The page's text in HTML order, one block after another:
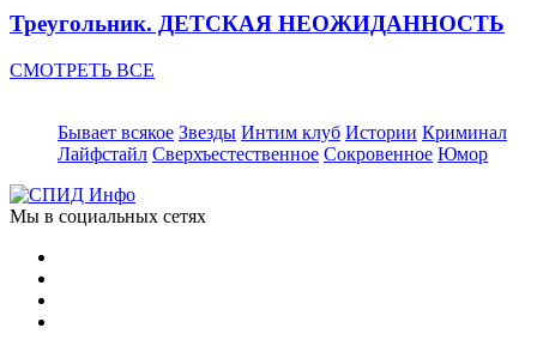
Треугольник. ДЕТСКАЯ НЕОЖИДАННОСТЬ
СМОТРЕТЬ ВСЕ
Бывает всякое Звезды Интим клуб Истории Криминал
Лайфстайл Сверхъестественное Сокровенное Юмор
Мы в социальных сетях